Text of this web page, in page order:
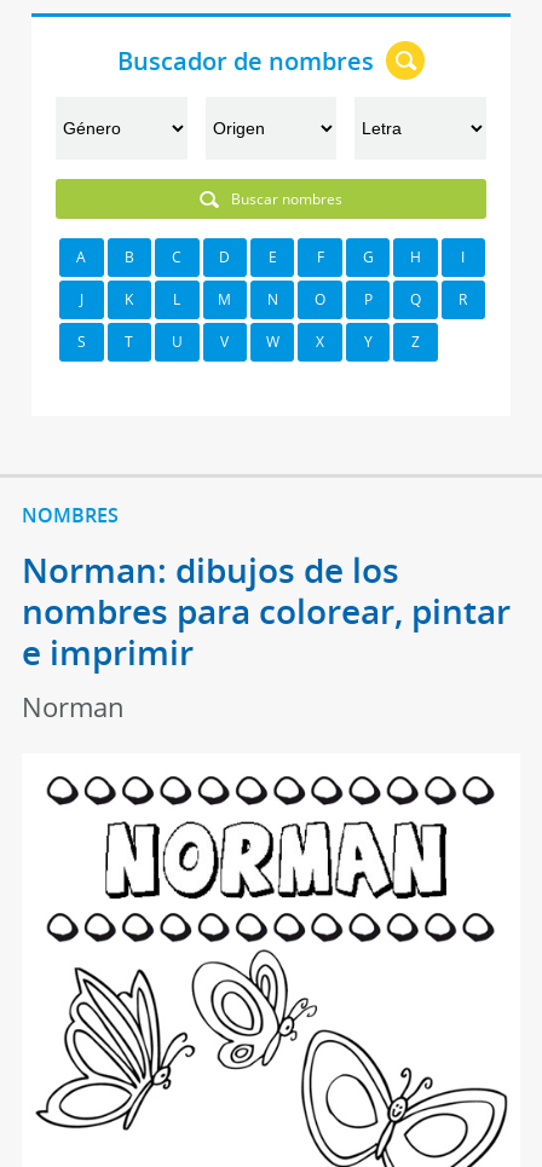
Buscador de nombres
Buscar nombres
A B C D E F G H I
J K L M N O P Q R
S T U V W X Y Z
NOMBRES
Norman: dibujos de los
nombres para colorear, pintar
e imprimir
Norman